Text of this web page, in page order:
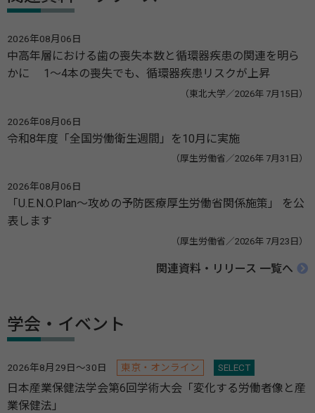
2026年08月06日
中高年層における歯の喪失本数と循環器疾患の関連を明ら
かに 1～4本の喪失でも、循環器疾患リスクが上昇
（東北大学／2026年 7月15日）
2026年08月06日
令和8年度「全国労働衛生週間」を10月に実施
（厚生労働省／2026年 7月31日）
2026年08月06日
「U.E.N.O.Plan～攻めの予防医療厚生労働省関係施策」 を公
表します
（厚生労働省／2026年 7月23日）
関連資料・リリース 一覧へ
学会・イベント
2026年8月29日～30日 東京・オンライン SELECT
日本産業保健法学会第6回学術大会「変化する労働者像と産
業保健法」